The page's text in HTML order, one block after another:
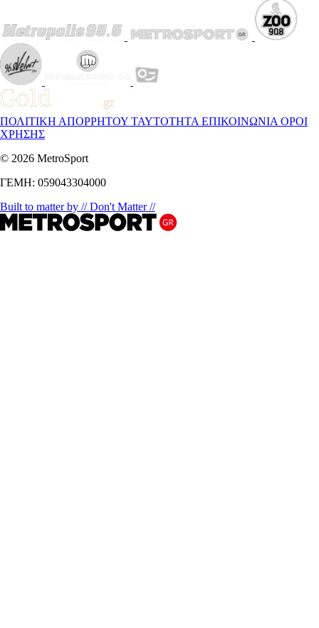
ΠΟΛΙΤΙΚΗ ΑΠΟΡΡΗΤΟΥ ΤΑΥΤΟΤΗΤΑ ΕΠΙΚΟΙΝΩΝΙΑ ΟΡΟΙ
ΧΡΗΣΗΣ
© 2026 MetroSport
ΓΕΜΗ: 059043304000
Built to matter by // Don't Matter //